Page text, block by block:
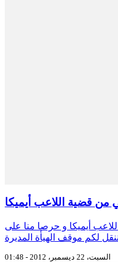
قضية اللاعب أيميكا
أيميكا و حرصا منا على
السبت، 22 ديسمبر، 2012 - 01:48